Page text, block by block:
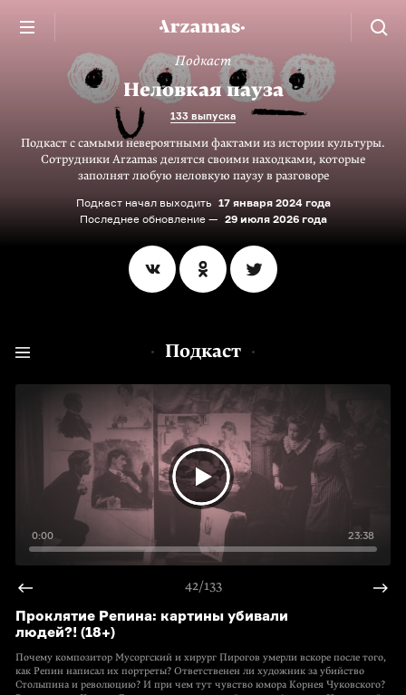
Подкаст
Неловкая пауза
133 выпуска
Подкаст с самыми невероятными фактами из истории культуры.
Сотрудники Arzamas делятся своими находками, которые
заполнят любую неловкую паузу в разговоре
Подкаст начал выходить 17 января 2024 года
Последнее обновление — 29 июля 2026 года
Подкаст
0:00 23:38
42/133
Проклятие Репина: картины убивали
людей?! (18+)
Почему композитор Мусоргский и хирург Пирогов умерли вскоре после того,
как Репин написал их портреты? Ответственен ли художник за убийство
Столыпина и революцию? И при чем тут чувство юмора Корнея Чуковского?